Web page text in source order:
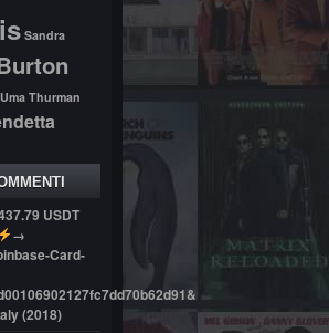
Sandra
Uma Thurman
USDT
→
Card-
(2018)